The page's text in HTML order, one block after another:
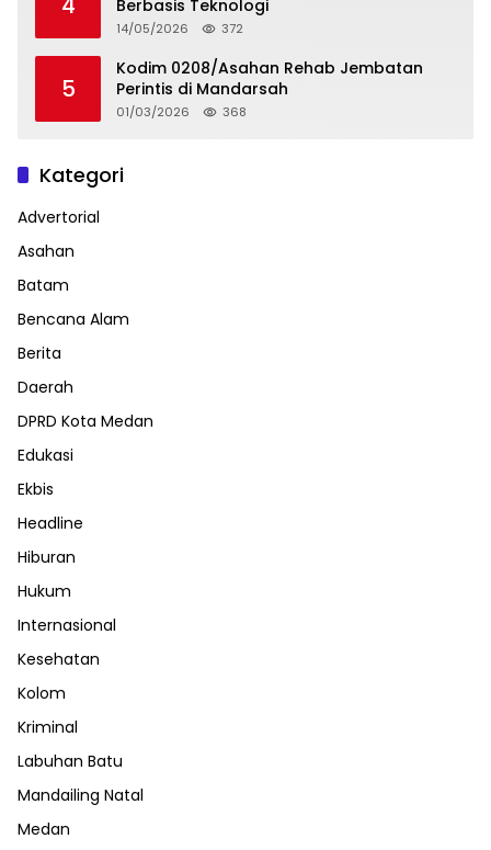
Berbasis Teknologi
14/05/2026 372
5
Kodim 0208/Asahan Rehab Jembatan
Perintis di Mandarsah
01/03/2026 368
Kategori
Advertorial
Asahan
Batam
Bencana Alam
Berita
Daerah
DPRD Kota Medan
Edukasi
Ekbis
Headline
Hiburan
Hukum
Internasional
Kesehatan
Kolom
Kriminal
Labuhan Batu
Mandailing Natal
Medan